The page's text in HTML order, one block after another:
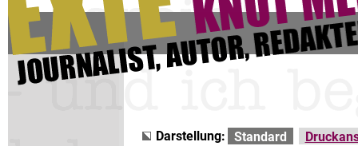
Darstellung: Standard